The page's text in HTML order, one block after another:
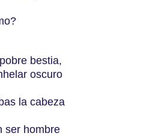
bestia,
oscuro
la cabeza
ser hombre